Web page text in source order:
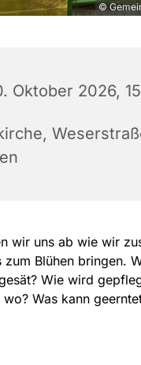
©
Oktober 2026,
wir uns ab wie wir
zum Blühen bringen.
Wie wird
Was kann